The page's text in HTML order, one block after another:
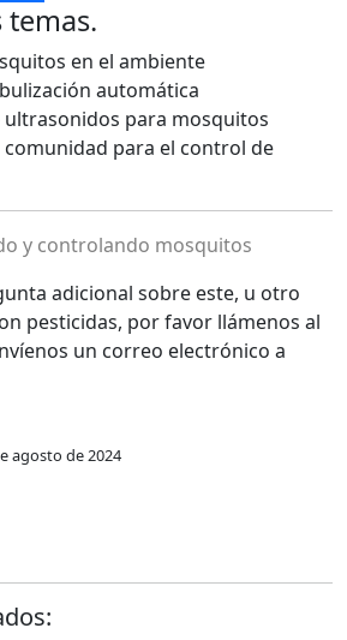
temas.
en el ambiente
automática
ultrasonidos para mosquitos
comunidad para el control de
y controlando mosquitos
adicional sobre este, u otro
pesticidas, por favor llámenos al
un correo electrónico a
agosto de 2024